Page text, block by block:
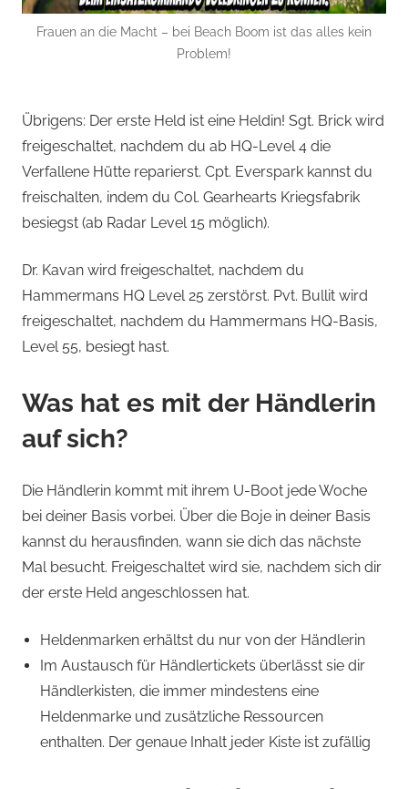
Frauen an die Macht – bei Beach Boom ist das alles kein
Problem!
Übrigens: Der erste Held ist eine Heldin! Sgt. Brick wird
freigeschaltet, nachdem du ab HQ-Level 4 die
Verfallene Hütte reparierst. Cpt. Everspark kannst du
freischalten, indem du Col. Gearhearts Kriegsfabrik
besiegst (ab Radar Level 15 möglich).
Dr. Kavan wird freigeschaltet, nachdem du
Hammermans HQ Level 25 zerstörst. Pvt. Bullit wird
freigeschaltet, nachdem du Hammermans HQ-Basis,
Level 55, besiegt hast.
Was hat es mit der Händlerin
auf sich?
Die Händlerin kommt mit ihrem U-Boot jede Woche
bei deiner Basis vorbei. Über die Boje in deiner Basis
kannst du herausfinden, wann sie dich das nächste
Mal besucht. Freigeschaltet wird sie, nachdem sich dir
der erste Held angeschlossen hat.
Heldenmarken erhältst du nur von der Händlerin
Im Austausch für Händlertickets überlässt sie dir
Händlerkisten, die immer mindestens eine
Heldenmarke und zusätzliche Ressourcen
enthalten. Der genaue Inhalt jeder Kiste ist zufällig